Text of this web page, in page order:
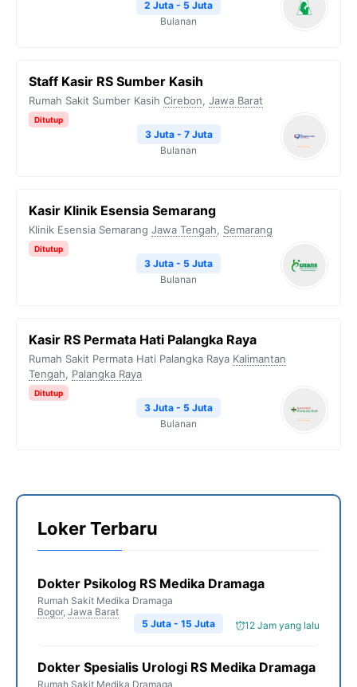
2 Juta - 5 Juta
Bulanan
Staff Kasir RS Sumber Kasih
Rumah Sakit Sumber Kasih Cirebon, Jawa Barat
Ditutup
3 Juta - 7 Juta
Bulanan
Kasir Klinik Esensia Semarang
Klinik Esensia Semarang Jawa Tengah, Semarang
Ditutup
3 Juta - 5 Juta
Bulanan
Kasir RS Permata Hati Palangka Raya
Rumah Sakit Permata Hati Palangka Raya Kalimantan
Tengah, Palangka Raya
Ditutup
3 Juta - 5 Juta
Bulanan
Loker Terbaru
Dokter Psikolog RS Medika Dramaga
Rumah Sakit Medika Dramaga
Bogor, Jawa Barat
12 Jam yang lalu
5 Juta - 15 Juta
Dokter Spesialis Urologi RS Medika Dramaga
Rumah Sakit Medika Dramaga